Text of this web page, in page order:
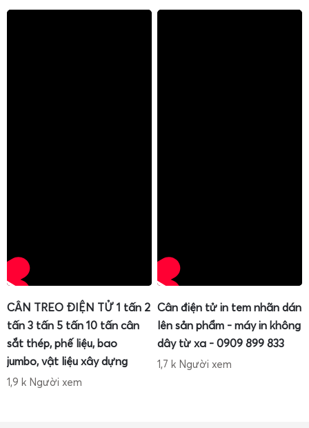
CÂN TREO ĐIỆN TỬ 1 tấn 2
tấn 3 tấn 5 tấn 10 tấn cân
sắt thép, phế liệu, bao
jumbo, vật liệu xây dựng
1,9 k Người xem
Cân điện tử in tem nhãn dán
lên sản phẩm - máy in không
dây từ xa - 0909 899 833
1,7 k Người xem